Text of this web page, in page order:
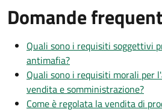
Domande
Quali sono i requisiti soggettivi
antimafia?
Quali sono i requisiti morali per
vendita e somministrazione?
Come è regolata la vendita di